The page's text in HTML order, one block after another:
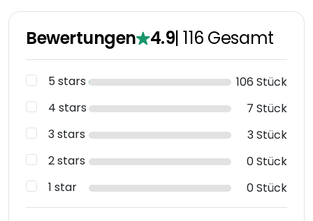
Bewertungen 4.9|116 Gesamt
5 stars
106 Stück
4 stars
7 Stück
3 stars
3 Stück
2 stars
0 Stück
1 star
0 Stück